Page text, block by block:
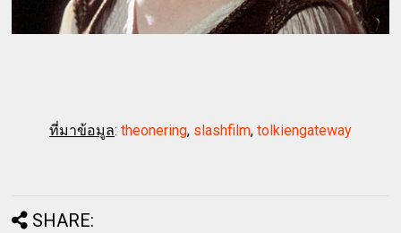
ที่มาข้อมูล: theonering, slashfilm, tolkiengateway
SHARE: